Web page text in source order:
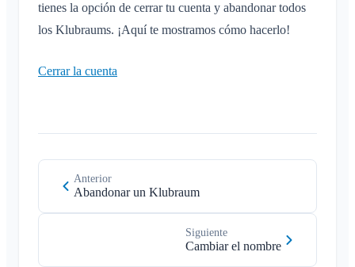
tienes la opción de cerrar tu cuenta y abandonar todos
los Klubraums. ¡Aquí te mostramos cómo hacerlo!
Cerrar la cuenta
Anterior
Abandonar un Klubraum
Siguiente
Cambiar el nombre